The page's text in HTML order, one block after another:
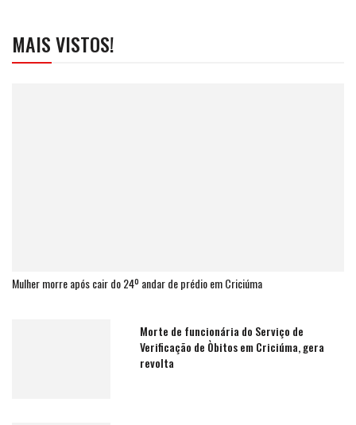
MAIS VISTOS!
Mulher morre após cair do 24º andar de prédio em Criciúma
Morte de funcionária do Serviço de
Verificação de Òbitos em Criciúma, gera
revolta